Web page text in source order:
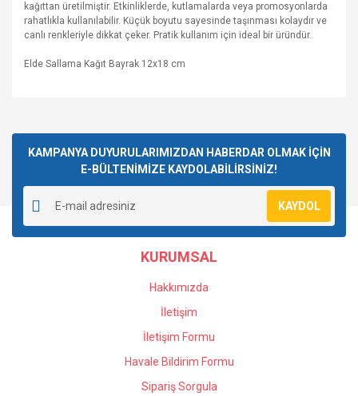
kağıttan üretilmiştir. Etkinliklerde, kutlamalarda veya promosyonlarda
rahatlıkla kullanılabilir. Küçük boyutu sayesinde taşınması kolaydır ve
canlı renkleriyle dikkat çeker. Pratik kullanım için ideal bir üründür.
Elde Sallama Kağıt Bayrak 12x18 cm
Yorum Yaz
kullanarak tarafımıza iletebilirsiniz.
Görüş ve önerileriniz için teşekkür ederiz.
Ürün resmi kalitesiz, bozuk veya görüntülenemiyor.
Ürün açıklamasında eksik bilgiler bulunuyor.
Ürün bilgilerinde hatalar bulunuyor.
Ürün fiyatı diğer sitelerden daha pahalı.
Gönder
KAMPANYA DUYURULARIMIZDAN HABERDAR OLMAK İÇİN
E-BÜLTENİMİZE KAYDOLABİLİRSİNİZ!
KAYDOL
KURUMSAL
Hakkımızda
İletişim
İletişim Formu
Havale Bildirim Formu
Sipariş Sorgula